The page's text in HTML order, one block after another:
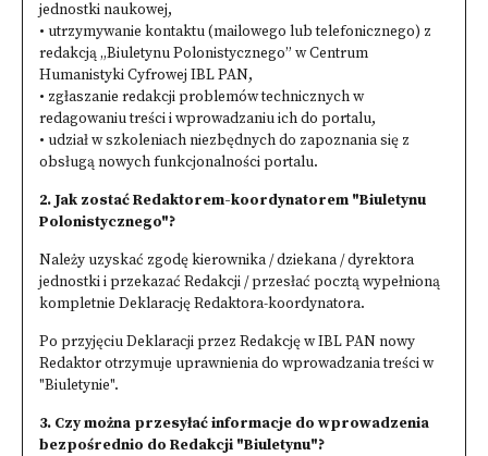
jednostki naukowej,
• utrzymywanie kontaktu (mailowego lub telefonicznego) z
redakcją „Biuletynu Polonistycznego” w Centrum
Humanistyki Cyfrowej IBL PAN,
• zgłaszanie redakcji problemów technicznych w
redagowaniu treści i wprowadzaniu ich do portalu,
• udział w szkoleniach niezbędnych do zapoznania się z
obsługą nowych funkcjonalności portalu.
2. Jak zostać Redaktorem-koordynatorem "Biuletynu
Polonistycznego"?
Należy uzyskać zgodę kierownika / dziekana / dyrektora
jednostki i przekazać Redakcji / przesłać pocztą wypełnioną
kompletnie Deklarację Redaktora-koordynatora.
Po przyjęciu Deklaracji przez Redakcję w IBL PAN nowy
Redaktor otrzymuje uprawnienia do wprowadzania treści w
"Biuletynie".
3. Czy można przesyłać informacje do wprowadzenia
bezpośrednio do Redakcji "Biuletynu"?